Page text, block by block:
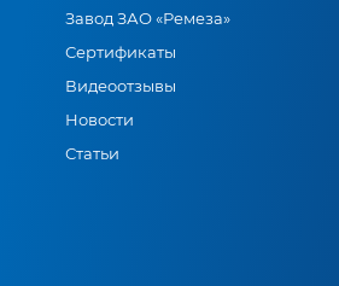
Завод ЗАО «Ремеза»
Сертификаты
Видеоотзывы
Новости
Статьи